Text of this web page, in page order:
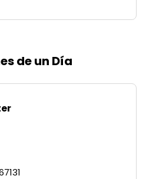
de un Día